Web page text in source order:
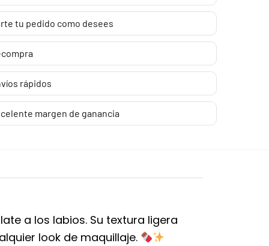
tu pedido como desees
rápidos
margen de ganancia
a los labios. Su textura ligera
look de maquillaje.